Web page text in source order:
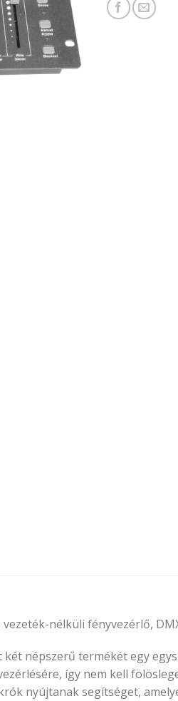
vezeték-nélküli fényvezérlő,
két népszerű termékét egy
így nem kell
nyújtanak segítséget,